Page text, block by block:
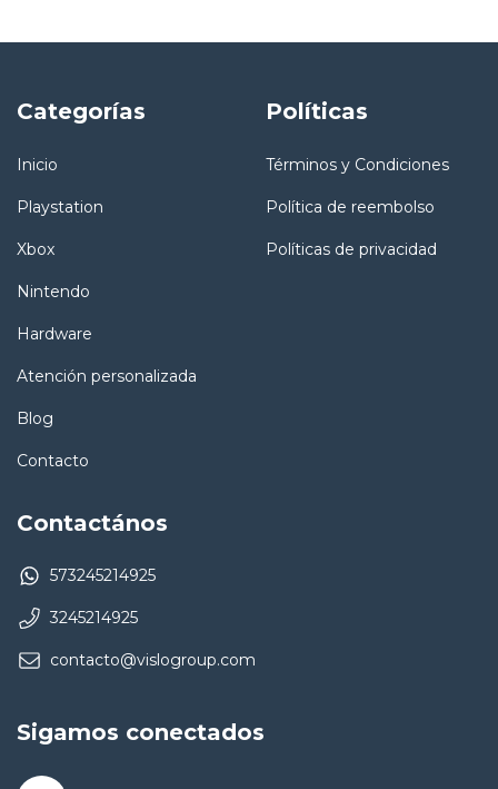
Categorías
Inicio
Playstation
Xbox
Nintendo
Hardware
Atención personalizada
Blog
Contacto
Políticas
Términos y Condiciones
Política de reembolso
Políticas de privacidad
Contactános
573245214925
3245214925
contacto@vislogroup.com
Sigamos conectados